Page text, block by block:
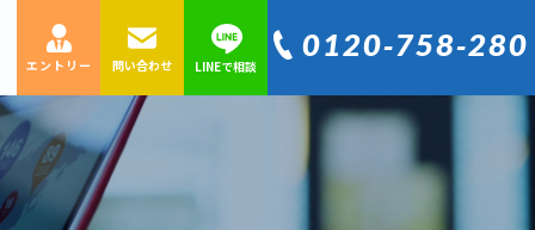
エントリー 問い合わせ LINEで相談
0120‐758‐280